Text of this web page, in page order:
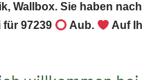
Wallbox. Sie haben
für 97239 Aub. Auf